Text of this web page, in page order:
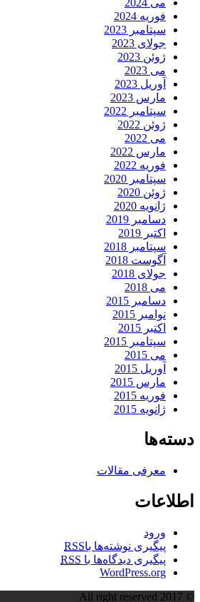
فوریه 2024
سپتامبر 2023
جولای 2023
ژوئن 2023
می 2023
آوریل 2023
مارس 2023
سپتامبر 2022
ژوئن 2022
می 2022
مارس 2022
فوریه 2022
سپتامبر 2020
ژوئن 2020
ژانویه 2020
دسامبر 2019
اکتبر 2019
سپتامبر 2018
آگوست 2018
جولای 2018
می 2018
دسامبر 2015
نوامبر 2015
اکتبر 2015
سپتامبر 2015
می 2015
آوریل 2015
مارس 2015
فوریه 2015
ژانویه 2015
دسته‌ها
معرفی مقالات
اطلاعات
ورود
پیگیری نوشته‌ها باRSS
پیگیری دیدگاه‌ها با RSS
WordPress.org
© All right reserved 2017